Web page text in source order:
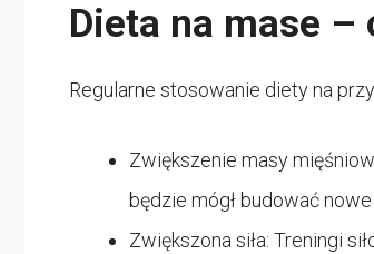
Dieta na mase
Regularne stosowanie diety na
Zwiększenie masy
będzie mógł budować
Zwiększona siła: Treningi